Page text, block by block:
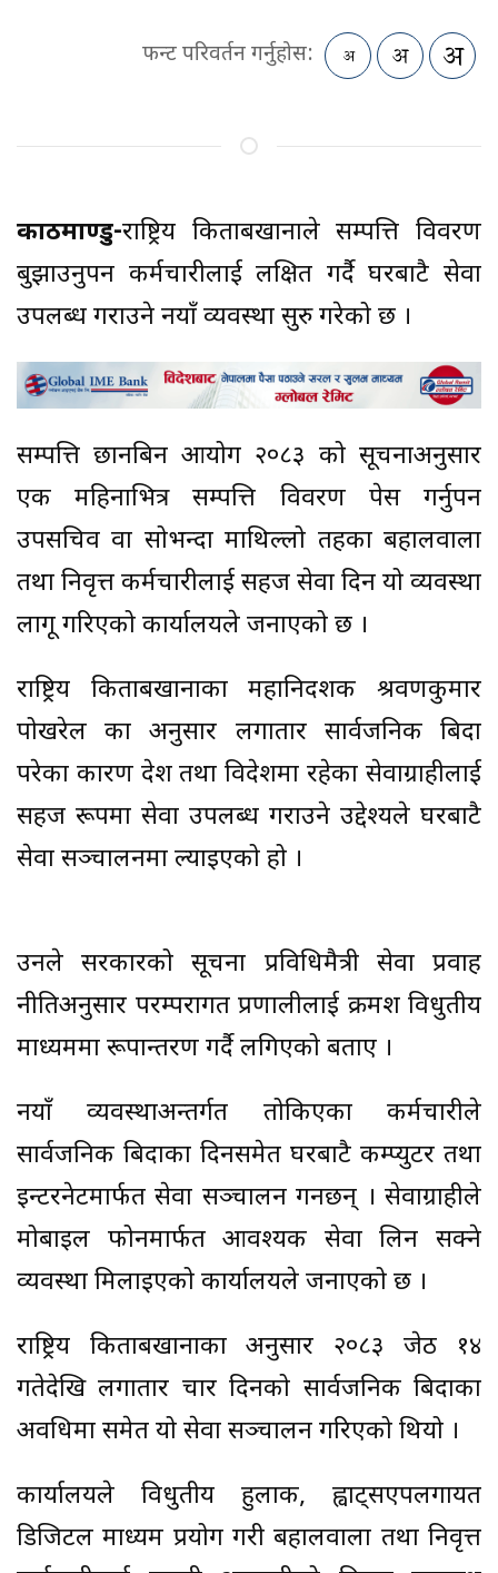
फन्ट परिवर्तन गर्नुहोस:
काठमाण्डु-राष्ट्रिय किताबखानाले सम्पत्ति विवरण
बुझाउनुपर्ने कर्मचारीलाई लक्षित गर्दै घरबाटै सेवा
उपलब्ध गराउने नयाँ व्यवस्था सुरु गरेको छ ।
सम्पत्ति छानबिन आयोग २०८३ को सूचनाअनुसार
एक महिनाभित्र सम्पत्ति विवरण पेस गर्नुपर्ने
उपसचिव वा सोभन्दा माथिल्लो तहका बहालवाला
तथा निवृत्त कर्मचारीलाई सहज सेवा दिन यो व्यवस्था
लागू गरिएको कार्यालयले जनाएको छ ।
राष्ट्रिय किताबखानाका महानिर्देशक श्रवणकुमार
पोखरेल का अनुसार लगातार सार्वजनिक बिदा
परेका कारण देश तथा विदेशमा रहेका सेवाग्राहीलाई
सहज रूपमा सेवा उपलब्ध गराउने उद्देश्यले घरबाटै
सेवा सञ्चालनमा ल्याइएको हो ।
उनले सरकारको सूचना प्रविधिमैत्री सेवा प्रवाह
नीतिअनुसार परम्परागत प्रणालीलाई क्रमश विधुतीय
माध्यममा रूपान्तरण गर्दै लगिएको बताए ।
नयाँ व्यवस्थाअन्तर्गत तोकिएका कर्मचारीले
सार्वजनिक बिदाका दिनसमेत घरबाटै कम्प्युटर तथा
इन्टरनेटमार्फत सेवा सञ्चालन गर्नेछन् । सेवाग्राहीले
मोबाइल फोनमार्फत आवश्यक सेवा लिन सक्ने
व्यवस्था मिलाइएको कार्यालयले जनाएको छ ।
राष्ट्रिय किताबखानाका अनुसार २०८३ जेठ १४
गतेदेखि लगातार चार दिनको सार्वजनिक बिदाका
अवधिमा समेत यो सेवा सञ्चालन गरिएको थियो ।
कार्यालयले विधुतीय हुलाक, ह्वाट्सएपलगायत
डिजिटल माध्यम प्रयोग गरी बहालवाला तथा निवृत्त